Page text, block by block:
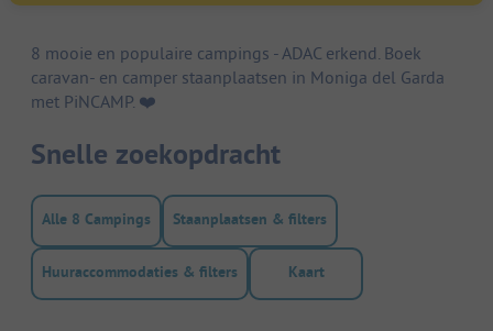
8 mooie en populaire campings - ADAC erkend. Boek
caravan- en camper staanplaatsen in Moniga del Garda
met PiNCAMP. ❤️️
Snelle zoekopdracht
Alle 8 Campings Staanplaatsen & filters
Huuraccommodaties & filters Kaart